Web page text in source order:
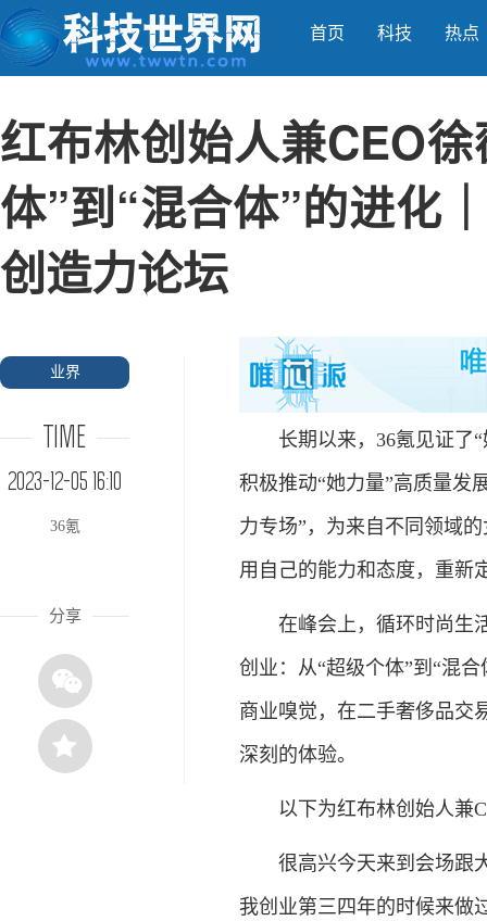
首页 科技 热点
红布林创始人兼CEO
体”到“混合体”的进化
创造力论坛
业界
TIME
2023-12-05 16:10
36氪
分享
长期以来，36氪见证了“
积极推动“她力量”高质量发
力专场”，为来自不同领域
用自己的能力和态度，重新
在峰会上，循环时尚生活
创业：从“超级个体”到“混
商业嗅觉，在二手奢侈品交
深刻的体验。
以下为红布林创始人兼
很高兴今天来到会场跟大
我创业第三四年的时候来做